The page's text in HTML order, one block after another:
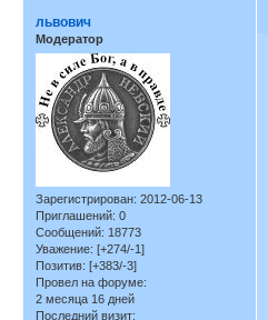
львович
Модератор
Зарегистрирован: 2012-06-13
Приглашений: 0
Сообщений: 18773
Уважение: [+274/-1]
Позитив: [+383/-3]
Провел на форуме:
2 месяца 16 дней
Последний визит: